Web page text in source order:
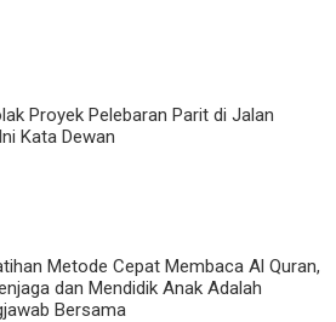
Proyek Pelebaran Parit di Jalan
Kata Dewan
Metode Cepat Membaca Al Quran,
dan Mendidik Anak Adalah
Bersama